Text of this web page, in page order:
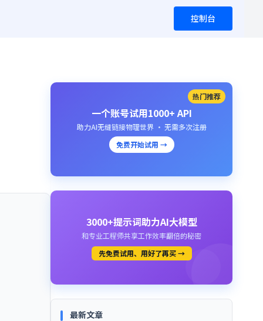
控制台
热门推荐
一个账号试用1000+ API
助力AI无缝链接物理世界 · 无需多次注册
免费开始试用 →
3000+提示词助力AI大模型
和专业工程师共享工作效率翻倍的秘密
先免费试用、用好了再买 →
最新文章